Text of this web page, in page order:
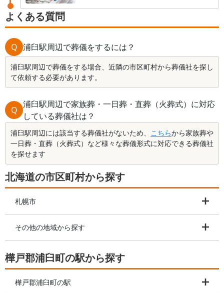
よくある質問
Q 浦臼駅周辺で葬儀をするには？
浦臼駅周辺で葬儀をする場合、近隣の市区町村から葬儀社を探し
て依頼する必要があります。
Q
浦臼駅周辺で家族葬・一日葬・直葬（火葬式）に対応
している葬儀社は？
浦臼駅周辺には該当する葬儀社がないため、 こちらから家族葬や
一日葬・直葬（火葬式）など様々な葬儀形式に対応できる葬儀社
を探せます
北海道の市区町村から探す
札幌市
その他の地域から探す
樺戸郡浦臼町の駅から探す
樺戸郡浦臼町の駅